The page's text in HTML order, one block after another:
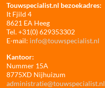
Touwspecialist.nl bezoekadres:
It Fjild 4
8621 EA Heeg
Tel. +31(0) 629353302
E-mail: info@touwspecialist.nl
Kantoor:
Nummer 15A
8775XD Nijhuizum
administratie@touwspecialist.nl